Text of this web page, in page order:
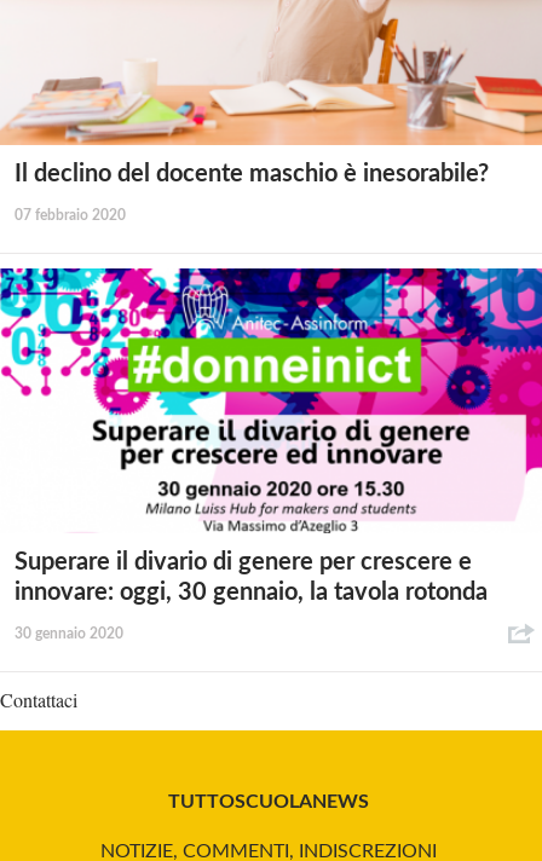
Il declino del docente maschio è inesorabile?
07 febbraio 2020
Superare il divario di genere per crescere e
innovare: oggi, 30 gennaio, la tavola rotonda
30 gennaio 2020
Contattaci
TUTTOSCUOLANEWS
NOTIZIE, COMMENTI, INDISCREZIONI